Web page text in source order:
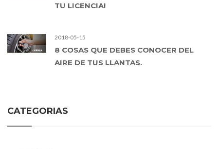
TU LICENCIA!
2018-05-15
8 COSAS QUE DEBES CONOCER DEL
AIRE DE TUS LLANTAS.
CATEGORIAS